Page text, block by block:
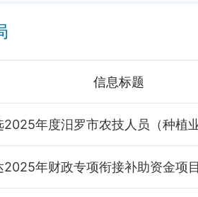
信息标题